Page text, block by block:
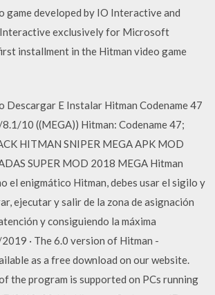
game developed by IO Interactive and
Interactive exclusively for Microsoft
installment in the Hitman video game
Descargar E Instalar Hitman Codename 47
10 ((MEGA)) Hitman: Codename 47;
HITMAN SNIPER MEGA APK MOD
SUPER MOD 2018 MEGA Hitman
el enigmático Hitman, debes usar el sigilo y
ejecutar y salir de la zona de asignación
y consiguiendo la máxima
· The 6.0 version of Hitman -
as a free download on our website.
the program is supported on PCs running